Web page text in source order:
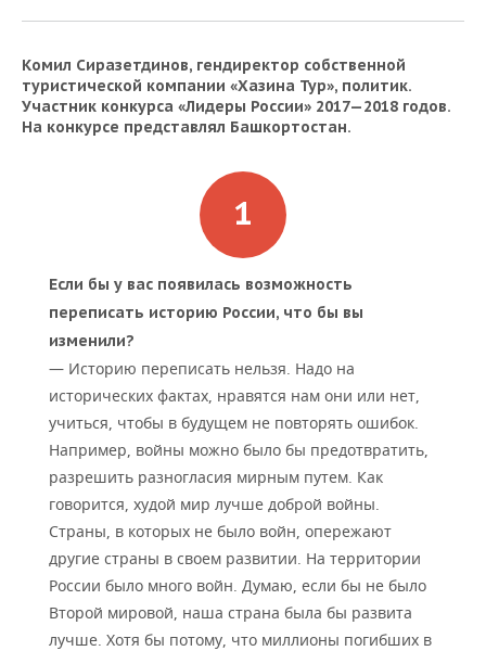
КИБЕРСПОРТ
ФИГУРНОЕ КАТАНИЕ
КУЛЬТУРА
МЕДИЦИНА
СПИСОК КОМПАНИЙ
Комил Сиразетдинов, гендиректор собственной
туристической компании «Хазина Тур», политик.
Участник конкурса «Лидеры России» 2017—2018 годов.
На конкурсе представлял Башкортостан.
Если бы у вас появилась возможность
переписать историю России, что бы вы
изменили?
— Историю переписать нельзя. Надо на
исторических фактах, нравятся нам они или нет,
учиться, чтобы в будущем не повторять ошибок.
Например, войны можно было бы предотвратить,
разрешить разногласия мирным путем. Как
говорится, худой мир лучше доброй войны.
Страны, в которых не было войн, опережают
другие страны в своем развитии. На территории
России было много войн. Думаю, если бы не было
Второй мировой, наша страна была бы развита
лучше. Хотя бы потому, что миллионы погибших в